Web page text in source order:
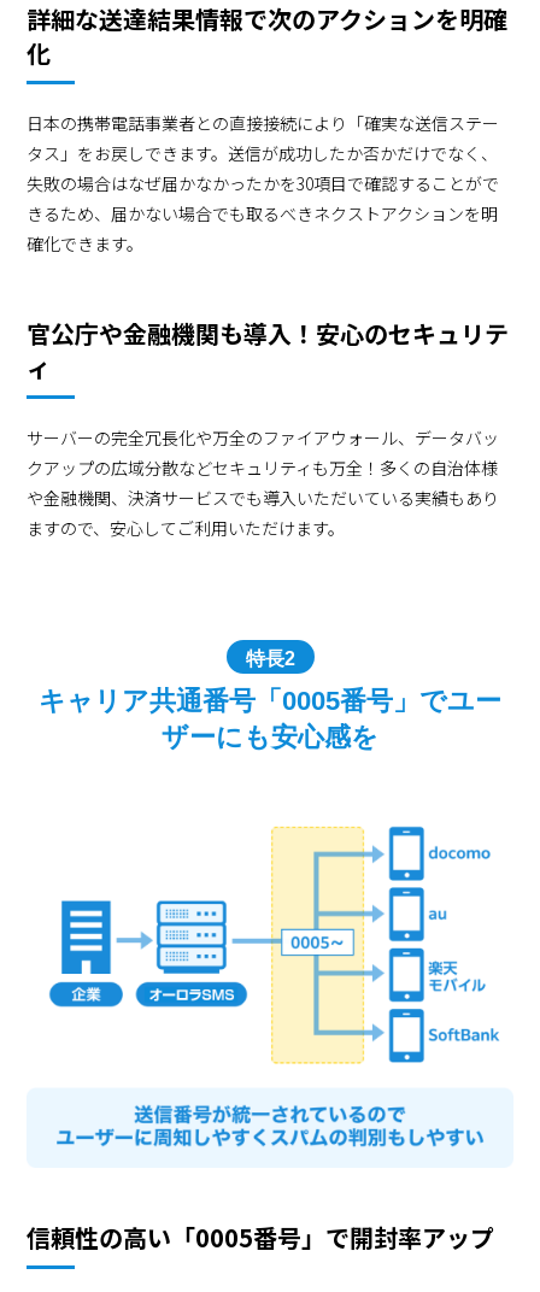
詳細な送達結果情報で次のアクションを明確
化
日本の携帯電話事業者との直接接続により「確実な送信ステー
タス」をお戻しできます。送信が成功したか否かだけでなく、
失敗の場合はなぜ届かなかったかを30項目で確認することがで
きるため、届かない場合でも取るべきネクストアクションを明
確化できます。
官公庁や金融機関も導入！安心のセキュリテ
ィ
サーバーの完全冗長化や万全のファイアウォール、データバッ
クアップの広域分散などセキュリティも万全！多くの自治体様
や金融機関、決済サービスでも導入いただいている実績もあり
ますので、安心してご利用いただけます。
特長2
キャリア共通番号「0005番号」でユー
ザーにも安心感を
信頼性の高い「0005番号」で開封率アップ